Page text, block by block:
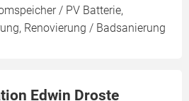
/ PV Batterie,
Renovierung / Badsanierung
Edwin Droste